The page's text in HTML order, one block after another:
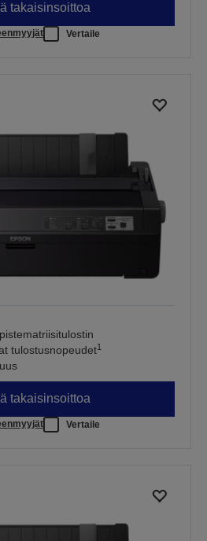
takaisinsoittoa
Vertaile
tulostusnopeudet1
takaisinsoittoa
Vertaile